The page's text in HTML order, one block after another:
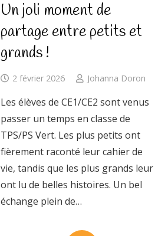
Un joli moment de
partage entre petits et
grands !
2 février 2026 Johanna Doron
Les élèves de CE1/CE2 sont venus
passer un temps en classe de
TPS/PS Vert. Les plus petits ont
fièrement raconté leur cahier de
vie, tandis que les plus grands leur
ont lu de belles histoires. Un bel
échange plein de…